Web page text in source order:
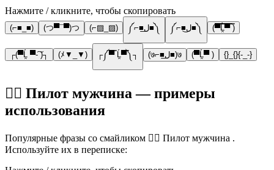
Нажмите / кликните, чтобы скопировать
(⌐■_■) (つ▀¯▀)つ (⌐▨_▨) ༼⌐■ل͟■༽ ༼⌐■ل͜■༽ (▀̿̿Ĺ̯̿̿▀̿ ̿)
┌(▀Ĺ̯ ▀-͠ )┐ (ﾒ▼_▼) ┌༼▀̿ Ĺ̯▀̿༽┐ (७⌐■ل͟■)७ (▀Ĺ̯▀ ) {}_{}{-_-}
👨‍✈️ Пилот мужчина — примеры
использования
Популярные фразы со смайликом 👨‍✈️ Пилот мужчина .
Используйте их в переписке: